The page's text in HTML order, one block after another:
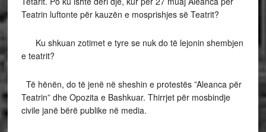
Teatrin luftonte për kauzën e mosprishjes së Teatrit?
Ku shkuan zotimet e tyre se nuk do të lejonin shembjen
e teatrit?
Të hënën, do të jenë në sheshin e protestës ”Aleanca për
Teatrin” dhe Opozita e Bashkuar. Thirrjet për mosbindje
civile janë bërë publike në media.